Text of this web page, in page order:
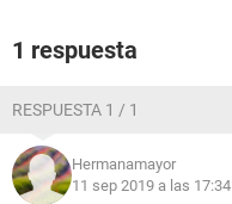
1 respuesta
RESPUESTA 1 / 1
Hermanamayor
11 sep 2019 a las 17:34